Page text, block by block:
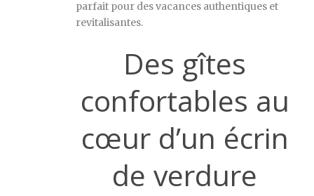
parfait pour des vacances authentiques et
revitalisantes.
Des gîtes
confortables au
cœur d’un écrin
de verdure